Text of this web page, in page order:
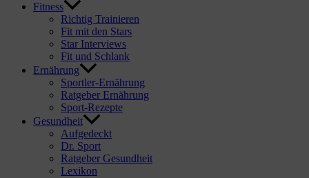
Fitness
Richtig Trainieren
Fit mit den Stars
Star Interviews
Fit und Schlank
Ernährung
Sportler-Ernährung
Ratgeber Ernährung
Sport-Rezepte
Gesundheit
Aufgedeckt
Dr. Sport
Ratgeber Gesundheit
Lexikon